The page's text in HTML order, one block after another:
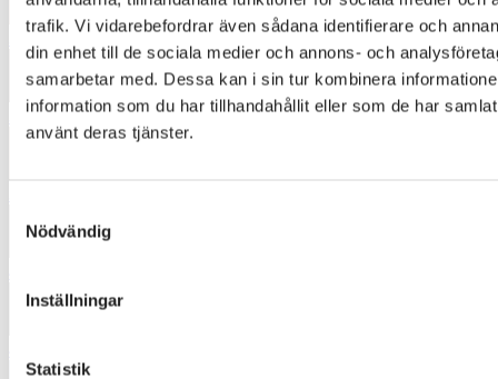
trafik. Vi vidarebefordrar även sådana identifierare och
din enhet till de sociala medier och annons- och
samarbetar med. Dessa kan i sin tur kombinera
information som du har tillhandahållit eller som de har
använt deras tjänster.
Nödvändig
Inställningar
Statistik
3334
3454